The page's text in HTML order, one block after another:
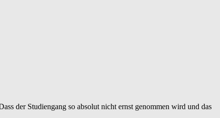
der Studiengang so absolut nicht ernst genommen wird und das